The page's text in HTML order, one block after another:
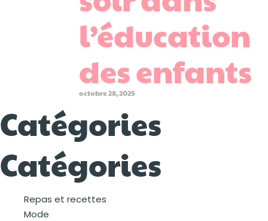
l’éducation
des enfants
octobre 28, 2025
Catégories
Catégories
Repas et recettes
Mode